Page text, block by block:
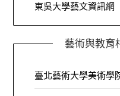
東吳大學藝文資訊網
藝術與教育
臺北藝術大學美術學